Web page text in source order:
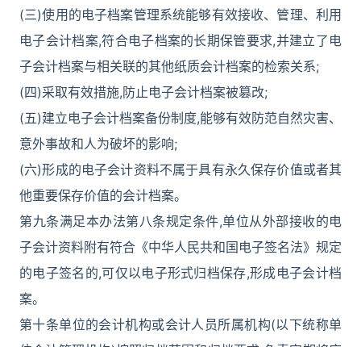
(三)使用的电子档案管理系统能够有效接收、管理、利用
电子会计档案,符合电子档案的长期保管要求,并建立了电
子会计档案与相关联的其他纸质会计档案的检索关系;
(四)采取有效措施,防止电子会计档案被篡改;
(五)建立电子会计档案备份制度,能够有效防范自然灾害、
意外事故和人为破坏的影响;
(六)形成的电子会计资料不属于具有永久保存价值或者其
他重要保存价值的会计档案。
第九条满足本办法第八条规定条件,单位从外部接收的电
子会计资料附有符合《中华人民共和国电子签名法》规定
的电子签名的,可仅以电子形式归档保存,形成电子会计档
案。
第十条单位的会计机构或会计人员所属机构(以下统称单